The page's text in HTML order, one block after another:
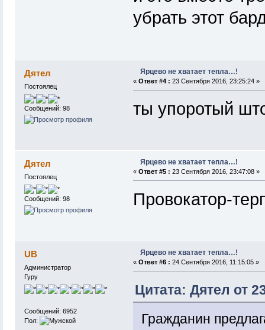
убрать этот
Дятел
Постоялец
Сообщений: 98
Ярцево не хватает тепла…!
« Ответ #4 : 23 Сентября 2016, 23:25:24 »
ты упоротый
Дятел
Постоялец
Сообщений: 98
Ярцево не хватает тепла…!
« Ответ #5 : 23 Сентября 2016, 23:47:08 »
Провокатор-
UB
Администратор
Гуру
Сообщений: 6952
Пол:
Ярцево не хватает тепла…!
« Ответ #6 : 24 Сентября 2016, 11:15:05 »
Цитата: Дятел от
Гражданин